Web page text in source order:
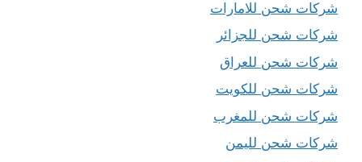
شركات شحن للامارات
شركات شحن للجزائر
شركات شحن للعراق
شركات شحن للكويت
شركات شحن للمغرب
شركات شحن لليمن